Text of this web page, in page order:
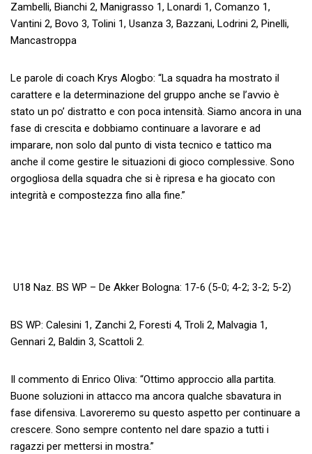
Zambelli, Bianchi 2, Manigrasso 1, Lonardi 1, Comanzo 1,
Vantini 2, Bovo 3, Tolini 1, Usanza 3, Bazzani, Lodrini 2, Pinelli,
Mancastroppa
Le parole di coach Krys Alogbo: “La squadra ha mostrato il
carattere e la determinazione del gruppo anche se l’avvio è
stato un po’ distratto e con poca intensità. Siamo ancora in una
fase di crescita e dobbiamo continuare a lavorare e ad
imparare, non solo dal punto di vista tecnico e tattico ma
anche il come gestire le situazioni di gioco complessive. Sono
orgogliosa della squadra che si è ripresa e ha giocato con
integrità e compostezza fino alla fine.”
U18 Naz. BS WP – De Akker Bologna: 17-6 (5-0; 4-2; 3-2; 5-2)
BS WP: Calesini 1, Zanchi 2, Foresti 4, Troli 2, Malvagia 1,
Gennari 2, Baldin 3, Scattoli 2.
Il commento di Enrico Oliva: “Ottimo approccio alla partita.
Buone soluzioni in attacco ma ancora qualche sbavatura in
fase difensiva. Lavoreremo su questo aspetto per continuare a
crescere. Sono sempre contento nel dare spazio a tutti i
ragazzi per mettersi in mostra.”